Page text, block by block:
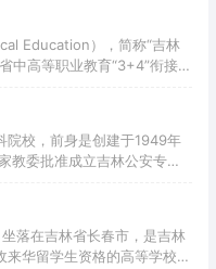
入选吉林省“三全育人”综合
计划实施学校，为“一带一
Education），简称“吉林
中高等职业教育“3+4”衔接试
体育学院。1961年，学院更
院校，前身是创建于1949年
教委批准成立吉林公安专科
学院，校名沿用至今。
落在吉林省长春市，是吉林
华留学生资格的高等学校，